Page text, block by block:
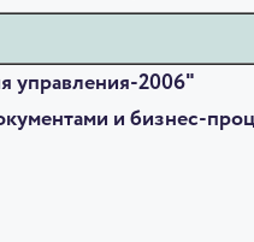
управления-2006"
и бизнес-